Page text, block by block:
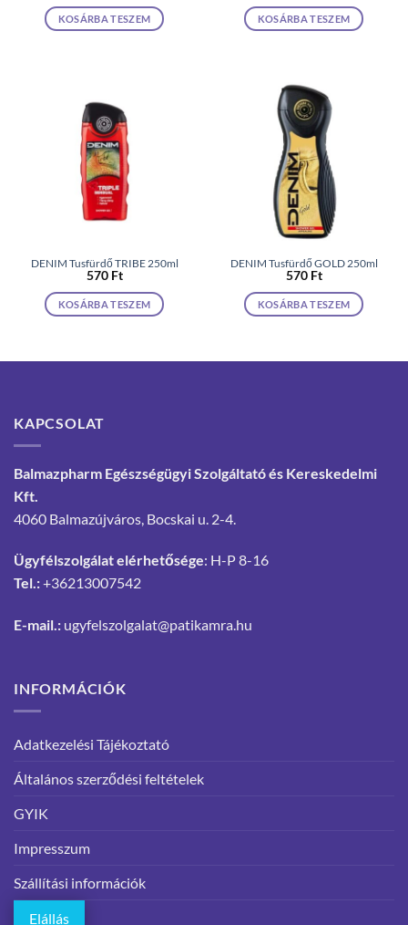
KOSÁRBA TESZEM KOSÁRBA TESZEM
DENIM Tusfürdő TRIBE 250ml
570 Ft
KOSÁRBA TESZEM
DENIM Tusfürdő GOLD 250ml
570 Ft
KOSÁRBA TESZEM
KAPCSOLAT
Balmazpharm Egészségügyi Szolgáltató és Kereskedelmi
Kft.
4060 Balmazújváros, Bocskai u. 2-4.
Ügyfélszolgálat elérhetősége: H-P 8-16
Tel.:+36213007542
E-mail.: ugyfelszolgalat@patikamra.hu
INFORMÁCIÓK
Adatkezelési Tájékoztató
Általános szerződési feltételek
GYIK
Impresszum
Szállítási információk
Elállás